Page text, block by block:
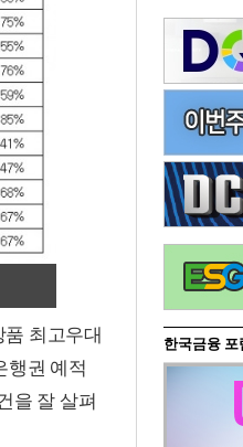
최고우대
행권 예적
을 잘 살펴
한국금융 포